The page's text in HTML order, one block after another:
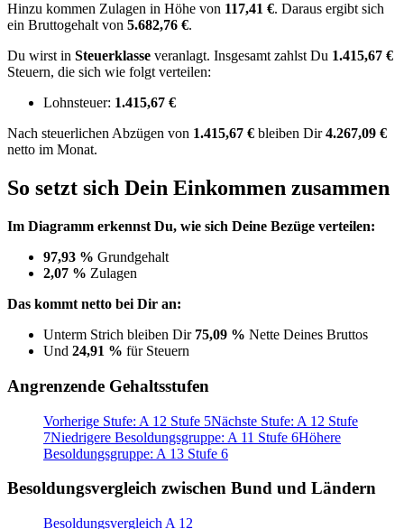
Hinzu kommen Zulagen in Höhe von 117,41 €. Daraus ergibt sich
ein Bruttogehalt von 5.682,76 €.
Du wirst in Steuerklasse veranlagt. Insgesamt zahlst Du 1.415,67 €
Steuern, die sich wie folgt verteilen:
Lohnsteuer: 1.415,67 €
Nach steuerlichen Abzügen von 1.415,67 € bleiben Dir4.267,09 €
netto im Monat.
So setzt sich Dein Einkommen zusammen
Im Diagramm erkennst Du, wie sich Deine Bezüge verteilen:
97,93 % Grundgehalt
2,07 % Zulagen
Das kommt netto bei Dir an:
Unterm Strich bleiben Dir 75,09 % Nette Deines Bruttos
Und 24,91 % für Steuern
Angrenzende Gehaltsstufen
Vorherige Stufe: A 12 Stufe 5Nächste Stufe: A 12 Stufe
7Niedrigere Besoldungsgruppe: A 11 Stufe 6Höhere
Besoldungsgruppe: A 13 Stufe 6
Besoldungsvergleich zwischen Bund und Ländern
Besoldungsvergleich A 12